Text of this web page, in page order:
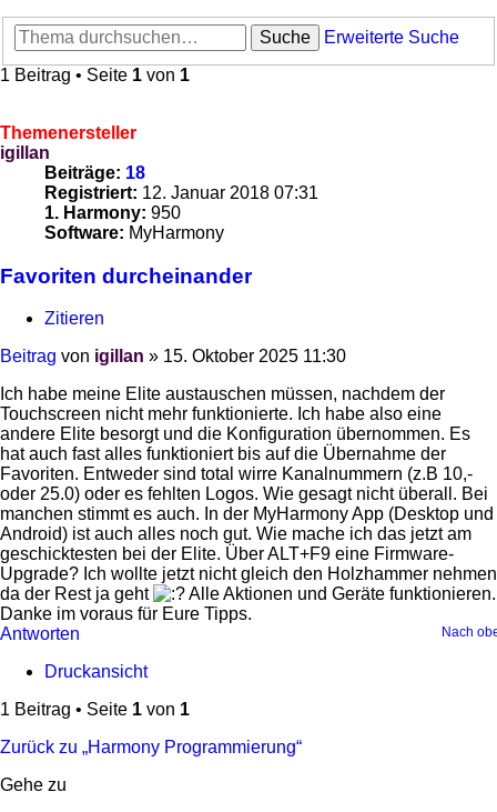
Suche
Erweiterte Suche
1 Beitrag • Seite 1 von 1
Themenersteller
igillan
Beiträge: 18
Registriert: 12. Januar 2018 07:31
1. Harmony: 950
Software: MyHarmony
Favoriten durcheinander
Zitieren
Beitrag von igillan » 15. Oktober 2025 11:30
Ich habe meine Elite austauschen müssen, nachdem der
Touchscreen nicht mehr funktionierte. Ich habe also eine
andere Elite besorgt und die Konfiguration übernommen. Es
hat auch fast alles funktioniert bis auf die Übernahme der
Favoriten. Entweder sind total wirre Kanalnummern (z.B 10,-
oder 25.0) oder es fehlten Logos. Wie gesagt nicht überall. Bei
manchen stimmt es auch. In der MyHarmony App (Desktop und
Android) ist auch alles noch gut. Wie mache ich das jetzt am
geschicktesten bei der Elite. Über ALT+F9 eine Firmware-
Upgrade? Ich wollte jetzt nicht gleich den Holzhammer nehmen
da der Rest ja geht
Alle Aktionen und Geräte funktionieren.
Danke im voraus für Eure Tipps.
Nach
Antworten
Druckansicht
1 Beitrag • Seite 1 von 1
Zurück zu „Harmony Programmierung“
Gehe zu